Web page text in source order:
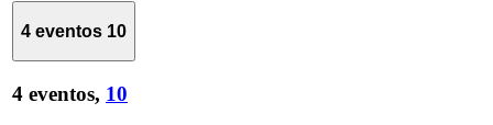
4 eventos 10
4 eventos, 10